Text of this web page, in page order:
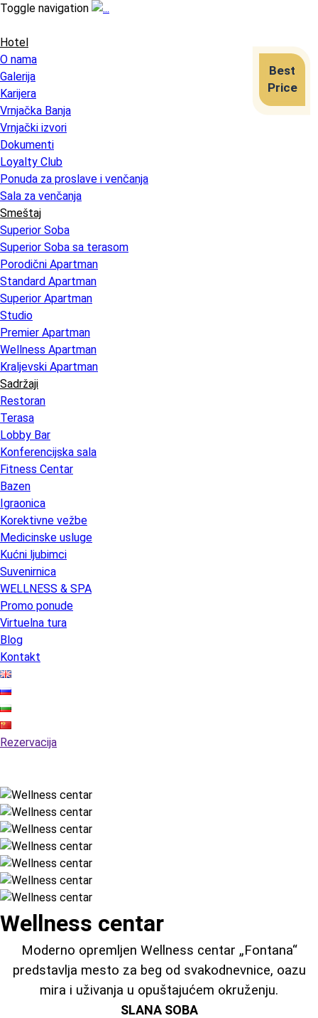
Toggle navigation
Hotel
O nama
Galerija
Karijera
Vrnjačka Banja
Vrnjački izvori
Dokumenti
Loyalty Club
Ponuda za proslave i venčanja
Sala za venčanja
Smeštaj
Superior Soba
Superior Soba sa terasom
Porodični Apartman
Standard Apartman
Superior Apartman
Studio
Premier Apartman
Wellness Apartman
Kraljevski Apartman
Sadržaji
Restoran
Terasa
Lobby Bar
Konferencijska sala
Fitness Centar
Bazen
Igraonica
Korektivne vežbe
Medicinske usluge
Kućni ljubimci
Suvenirnica
WELLNESS & SPA
Promo ponude
Virtuelna tura
Blog
Kontakt
Rezervacija
Wellness centar
Moderno opremljen Wellness centar „Fontana“
predstavlja mesto za beg od svakodnevnice, oazu
mira i uživanja u opuštajućem okruženju.
SLANA SOBA
Best
Price